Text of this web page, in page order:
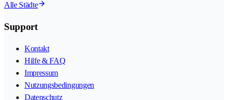
Alle Städte
Support
Kontakt
Hilfe & FAQ
Impressum
Nutzungsbedingungen
Datenschutz